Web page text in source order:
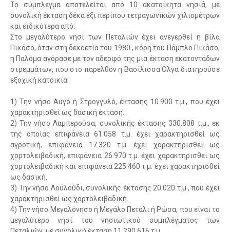
Το σύμπλεγμα αποτελείται από 10 ακατοίκητα νησιά, με
συνολική έκταση δέκα έξι περίπου τετραγωνικών χιλιομέτρων
και ειδικότερα από:
Στο μεγαλύτερο νησί των Πεταλιών έχει ανεγερθεί η βίλα
Πικάσο, όταν στη δεκαετία του 1980 , κόρη του Πάμπλο Πικάσο,
η Παλόμα αγόρασε με τον αδερφό της μια έκταση εκατοντάδων
στρεμμάτων, που στο παρελθόν η Βασίλισσα Όλγα διατηρούσε
εξοχική κατοικία.
1) Την νήσο Αυγό ή Στρογγυλό, έκτασης 10.900 τ.μ., που έχει
χαρακτηρισθεί ως δασική έκταση.
2) Την νήσο Λαμπερούσα, συνολικής έκτασης 330.808 τ.μ., εκ
της οποίας επιφάνεια 61.058 τ.μ. έχει χαρακτηρισθεί ως
αγροτική, επιφάνεια 17.320 τ.μ. έχει χαρακτηρισθεί ως
χορτολειβαδική, επιφάνεια 26.970 τ.μ. έχει χαρακτηρισθεί ως
χορτολειβαδική και επιφάνεια 225.460 τ.μ. έχει χαρακτηρισθεί
ως δασική.
3) Την νήσο Λουλούδι, συνολικής έκτασης 20.020 τ.μ., που έχει
χαρακτηρισθεί ως χορτολειβαδική.
4) Την νήσο Μεγαλόνησο ή Μεγάλο Πετάλι ή Ρώσα, που είναι το
μεγαλύτερο νησί του νησιωτικού συμπλέγματος των